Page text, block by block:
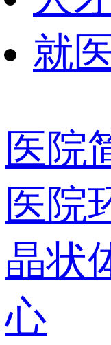
就
医院
医院
晶状
心